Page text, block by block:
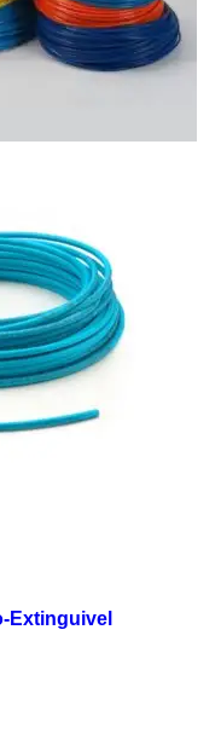
Extinguivel